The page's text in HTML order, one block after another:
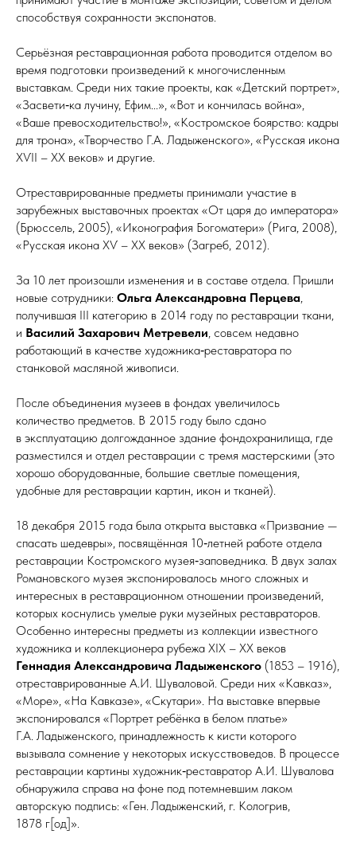
способствуя сохранности экспонатов.
Серьёзная реставрационная работа проводится отделом во
время подготовки произведений к многочисленным
выставкам. Среди них такие проекты, как «Детский портрет»,
«Засвети‑ка лучину, Ефим...», «Вот и кончилась война»,
«Ваше превосходительство!», «Костромское боярство: кадры
для трона», «Творчество Г.А. Ладыженского», «Русская икона
XѴII – XX веков» и другие.
Отреставрированные предметы принимали участие в
зарубежных выставочных проектах «От царя до императора»
(Брюссель, 2005), «Иконография Богоматери» (Рига, 2008),
«Русская икона XѴ – XX веков» (Загреб, 2012).
За 10 лет произошли изменения и в составе отдела. Пришли
новые сотрудники: Ольга Александровна Перцева,
получившая III категорию в 2014 году по реставрации ткани,
и Василий Захарович Метревели, совсем недавно
работающий в качестве художника‑реставратора по
станковой масляной живописи.
После объединения музеев в фондах увеличилось
количество предметов. В 2015 году было сдано
в эксплуатацию долгожданное здание фондохранилища, где
разместился и отдел реставрации с тремя мастерскими (это
хорошо оборудованные, большие светлые помещения,
удобные для реставрации картин, икон и тканей).
18 декабря 2015 года была открыта выставка «Призвание —
спасать шедевры», посвящённая 10‑летней работе отдела
реставрации Костромского музея‑заповедника. В двух залах
Романовского музея экспонировалось много сложных и
интересных в реставрационном отношении произведений,
которых коснулись умелые руки музейных реставраторов.
Особенно интересны предметы из коллекции известного
художника и коллекционера рубежа XIX – XX ве­ков
Геннадия Александровича Ладыженского (1853 – 1916),
отреставрированные А.И. Шуваловой. Среди них «Кавказ»,
«Море», «На Кавказе», «Скутари». На выставке впервые
экспонировался «Портрет ребёнка в белом платье»
Г.А. Ладыженского, принадлежность к кисти которого
вызывала сомнение у некоторых искусствоведов. В процессе
реставрации картины художник‑реставратор А.И. Шувалова
обнаружила справа на фоне под потемневшим лаком
авторскую подпись: «Ген. Ладыженский, г. Кологрив,
1878 г[од]».